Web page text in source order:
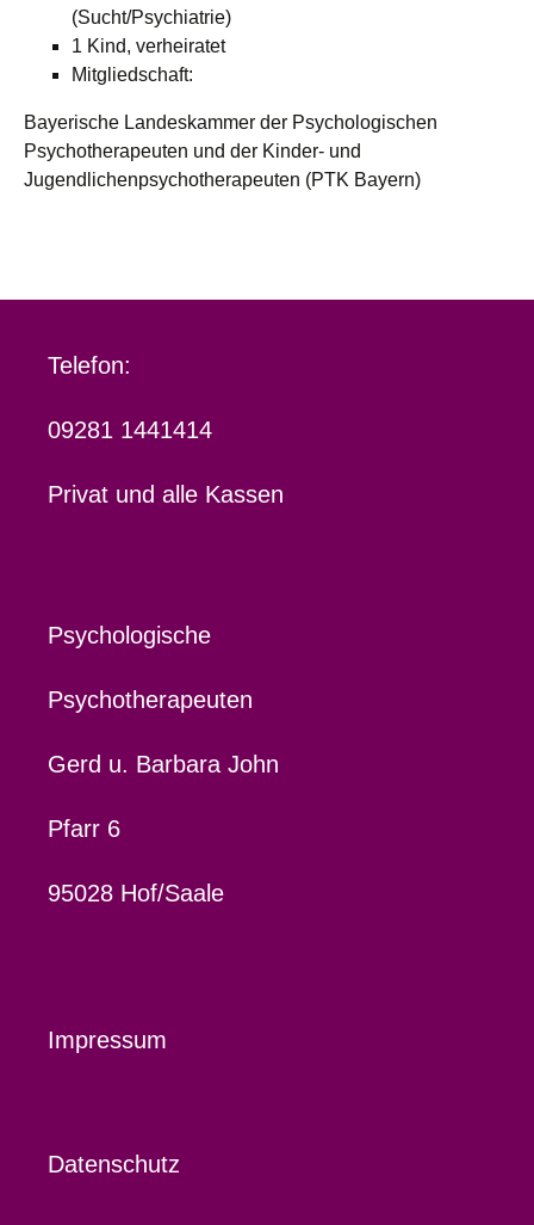
(Sucht/Psychiatrie)
1 Kind, verheiratet
Mitgliedschaft:
Bayerische Landeskammer der Psychologischen
Psychotherapeuten und der Kinder- und
Jugendlichenpsychotherapeuten (PTK Bayern)
Telefon:
09281 1441414
Privat und alle Kassen
Psychologische
Psychotherapeuten
Gerd u. Barbara John
Pfarr 6
95028 Hof/Saale
Impressum
Datenschutz